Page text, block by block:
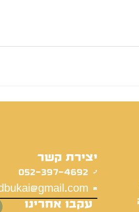
יצירת קשר
052-397-4692
עקבו אחרינו